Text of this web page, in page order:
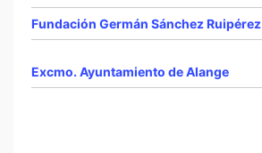
Fundación Germán Sánchez Ruipérez
Excmo. Ayuntamiento de Alange